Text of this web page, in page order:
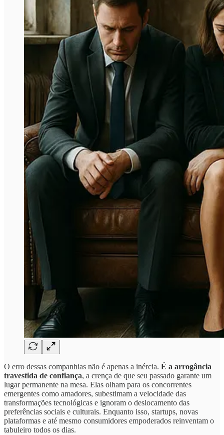
O erro dessas companhias não é apenas a inércia. É a arrogância
travestida de confiança, a crença de que seu passado garante um
lugar permanente na mesa. Elas olham para os concorrentes
emergentes como amadores, subestimam a velocidade das
transformações tecnológicas e ignoram o deslocamento das
preferências sociais e culturais. Enquanto isso, startups, novas
plataformas e até mesmo consumidores empoderados reinventam o
tabuleiro todos os dias.